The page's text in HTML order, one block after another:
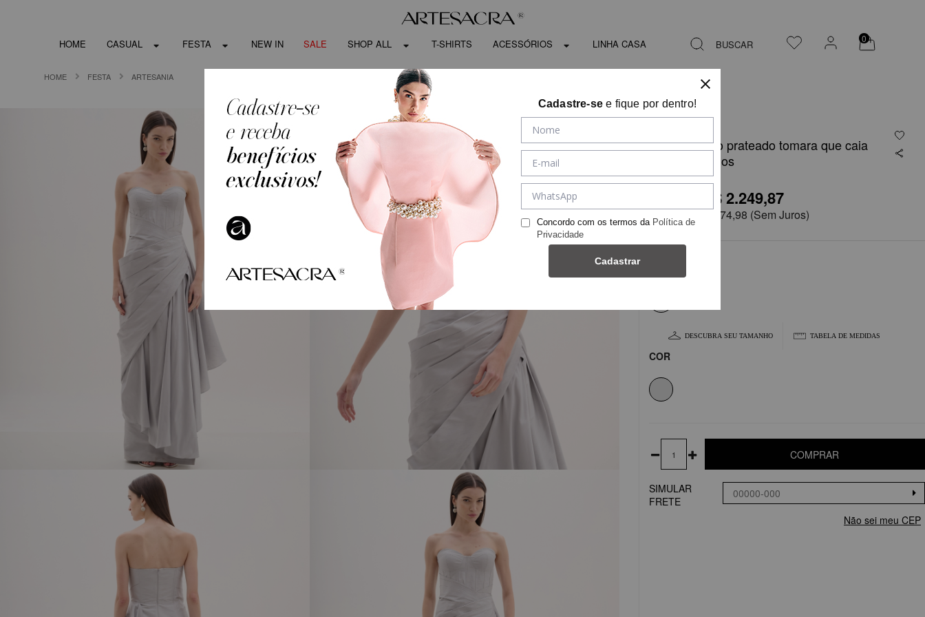
HOME CASUAL FESTA NEW IN SALE SHOP ALL T-SHIRTS ACESSÓRIOS LINHA CASA BUSCAR 0
HOME FESTA ARTESANIA
Vestido longo prateado tomara que caia
com drapeados
R$ 2.249,87
em6x deR$ 374,98 (Sem Juros)
DESCUBRA SEU TAMANHO TABELA DE MEDIDAS
COR
COMPRAR
SIMULAR
FRETE
Não sei meu CEP
Cadastre-se e fique por dentro!
Concordo com os termos da Política de
Privacidade
Cadastrar